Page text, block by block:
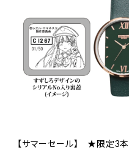
【サマーセール】 ★限定3